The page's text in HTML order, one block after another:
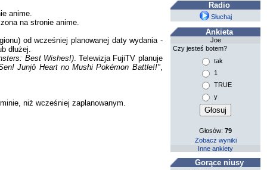
anime.
na stronie anime.
od wcześniej planowanej daty wydania -
dłużej.
Best Wishes!). Telewizja FujiTV planuje
Junjō Heart no Mushi Pokémon Battle!!",
niż wcześniej zaplanowanym.
Radio
Słuchaj
Ankieta
Joe
Czy jesteś botem?
tak
1
TRUE
y
Głosów:79
Zobacz wyniki
Inne ankiety
Gorące niusy